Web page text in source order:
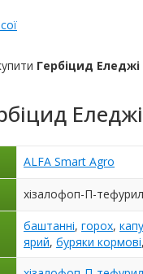
Гербіцид Еледжі
Еледжі
ALFA Smart Agro
хізалофоп-П-
баштанні, горох,
ярий, буряки кормові